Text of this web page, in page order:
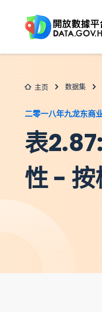
主页 数据集
二零一八年九龙东商
表
性 -